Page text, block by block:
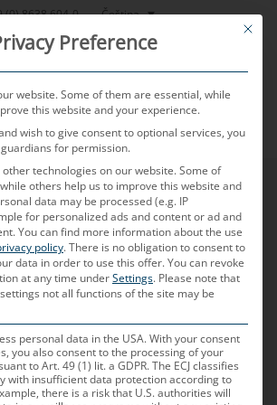
(0) 8638 604-0 Čeština
MENU
This
Preference
website. Some of them are essential, while
this website and your experience.
wish to give consent to optional services, you
for permission.
technologies on our website. Some of
others help us to improve this website and
data may be processed (e.g. IP
for personalized ads and content or ad and
You can find more information about the use
policy.There is no obligation to consent to
data in order to use this offer.You can revoke
at any time underSettings. Please note that
not all functions of the site may be
personal data in the USA. With your consent
you also consent to the processing of your
to Art. 49 (1) lit. a GDPR. The ECJ classifies
with insufficient data protection according to
there is a risk that U.S. authorities will